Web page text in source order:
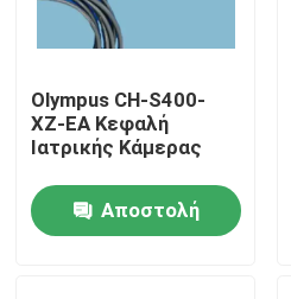
Σπίτι
Προϊόντα
Olympus CH-S400-
XZ-EA Κεφαλή
Ιατρικής Κάμερας
Αποστολή